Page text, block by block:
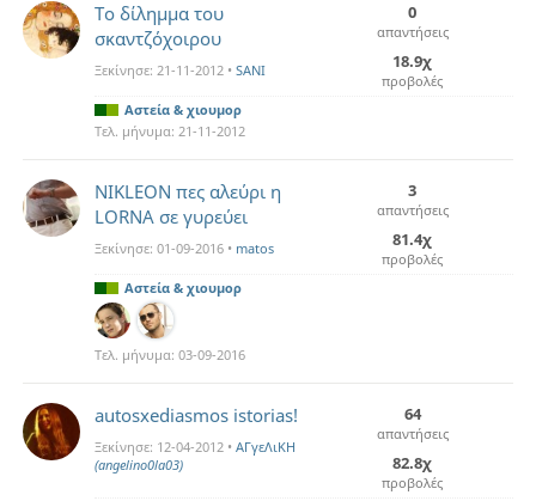
Το δίλημμα του
σκαντζόχοιρου
Ξεκίνησε: 21-11-2012 • SANI
0
απαντήσεις
18.9χ
προβολές
Αστεία & χιουμορ
Τελ. μήνυμα: 21-11-2012
NIKLEON πες αλεύρι η
LORNA σε γυρεύει
Ξεκίνησε: 01-09-2016 • matos
3
απαντήσεις
81.4χ
προβολές
Αστεία & χιουμορ
Τελ. μήνυμα: 03-09-2016
autosxediasmos istorias!
Ξεκίνησε: 12-04-2012 • ΑΓγεΛιΚΗ
(angelino0la03)
64
απαντήσεις
82.8χ
προβολές